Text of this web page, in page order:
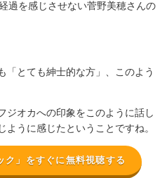
過を感じさせない菅野美穂さんの
「とても紳士的な方」、このよう
ジオカへの印象をこのように話し
ように感じたということですね。
ク」をすぐに無料視聴する